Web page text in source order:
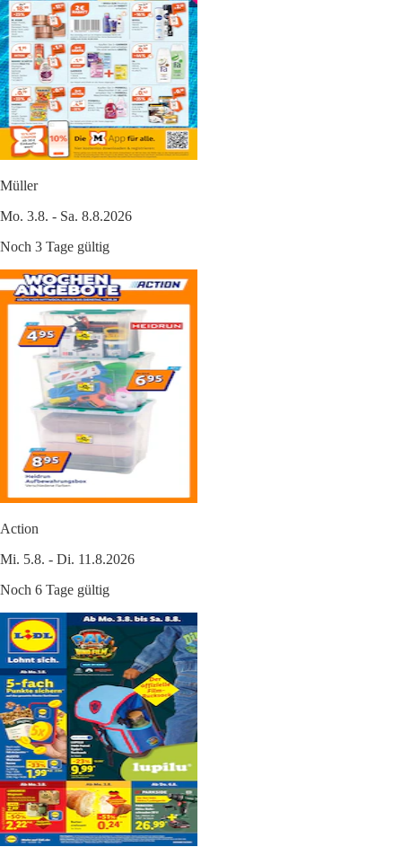
Müller
Mo. 3.8. - Sa. 8.8.2026
Noch 3 Tage gültig
Action
Mi. 5.8. - Di. 11.8.2026
Noch 6 Tage gültig